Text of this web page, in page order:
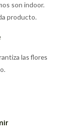
son indoor.
producto.
las flores